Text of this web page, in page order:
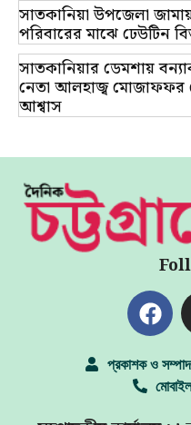
সাতকানিয়া উপজেলা
পরিবারের মাঝে ঢেউটিন
সাতকানিয়ার ডেমশায়
নেতা আলহাজ্ব মোজাফফর
আশ্বাস
প্রকাশক ও